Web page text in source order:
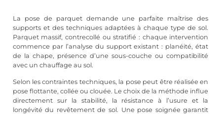
La pose de parquet demande une parfaite maîtrise des
supports et des techniques adaptées à chaque type de sol.
Parquet massif, contrecollé ou stratifié : chaque intervention
commence par l’analyse du support existant : planéité, état
de la chape, présence d’une sous-couche ou compatibilité
avec un chauffage au sol.
Selon les contraintes techniques, la pose peut être réalisée en
pose flottante, collée ou clouée. Le choix de la méthode influe
directement sur la stabilité, la résistance à l’usure et la
longévité du revêtement de sol. Une pose soignée garantit